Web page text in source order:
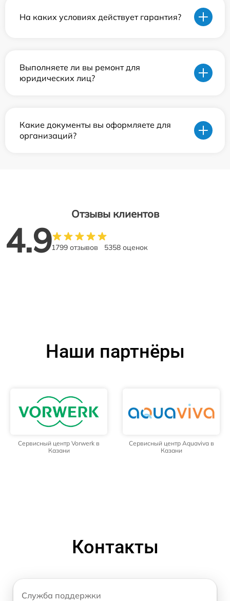
На каких условиях действует гарантия?
Выполняете ли вы ремонт для
юридических лиц?
Какие документы вы оформляете для
организаций?
Отзывы клиентов
4.91799 отзывов 5358 оценок
Наши партнёры
Сервисный центр Vorwerk в
Казани
Сервисный центр Aquaviva в
Казани
Контакты
Служба поддержки